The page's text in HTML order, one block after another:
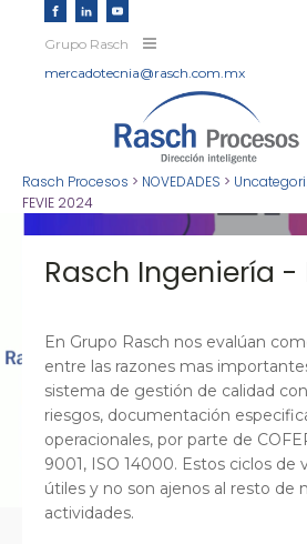
Grupo Rasch
mercadotecnia@rasch.com.mx
Rasch Procesos > NOVEDADES >
FEVIE 2024
Rasch Ingeniería -
En Grupo Rasch nos evalúan
entre las razones mas
sistema de gestión de calidad
riesgos, documentación
operacionales, por parte de
9001, ISO 14000. Estos ciclos de
útiles y no son ajenos al resto de
actividades.